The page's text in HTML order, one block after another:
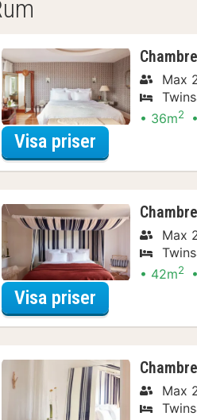
Max
36m2
Visa priser
Max
42m2
Visa priser
Max